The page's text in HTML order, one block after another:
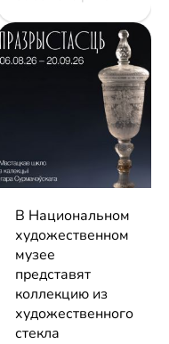
В Национальном
художественном
музее
представят
коллекцию из
художественного
стекла